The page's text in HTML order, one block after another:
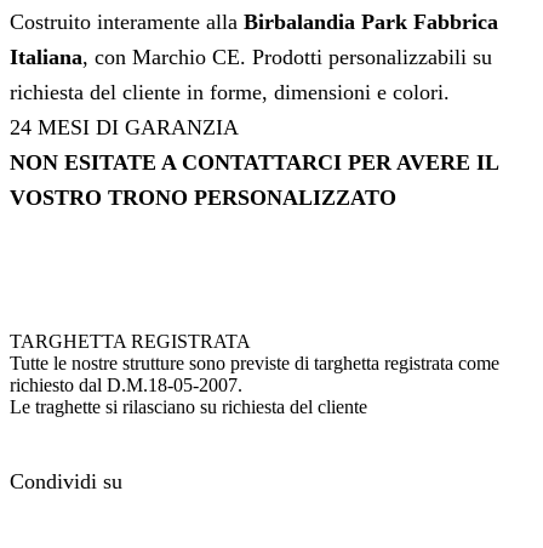
Costruito interamente alla Birbalandia Park Fabbrica
Italiana, con Marchio CE. Prodotti personalizzabili su
richiesta del cliente in forme, dimensioni e colori.
24 MESI DI GARANZIA
NON ESITATE A CONTATTARCI PER AVERE IL
VOSTRO TRONO PERSONALIZZATO
TARGHETTA REGISTRATA
Tutte le nostre strutture sono previste di targhetta registrata come
richiesto dal D.M.18-05-2007.
Le traghette si rilasciano su richiesta del cliente
Condividi su